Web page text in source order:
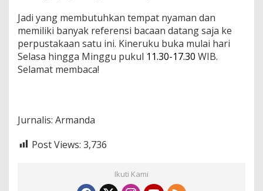
Jadi yang membutuhkan tempat nyaman dan
memiliki banyak referensi bacaan datang saja ke
perpustakaan satu ini. Kineruku buka mulai hari
Selasa hingga Minggu pukul 11.30-17.30 WIB.
Selamat membaca!
Jurnalis: Armanda
Post Views: 3,736
Ikuti Kami